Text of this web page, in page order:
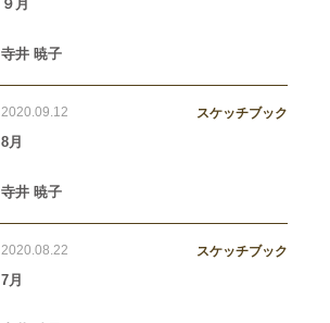
９月
寺井 暁子
2020.09.12 スケッチブック
8月
寺井 暁子
2020.08.22 スケッチブック
7月